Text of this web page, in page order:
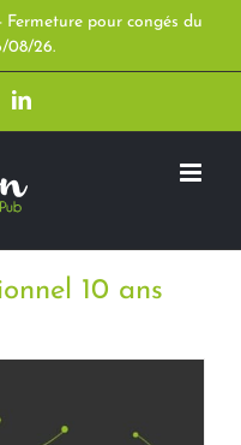
Fermeture pour congés du
08/26.
LinkedIn
10 ans